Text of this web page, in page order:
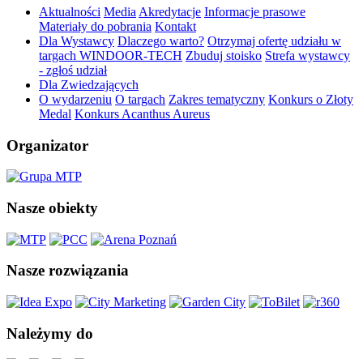
Aktualności Media Akredytacje Informacje prasowe
Materiały do pobrania Kontakt
Dla Wystawcy Dlaczego warto? Otrzymaj ofertę udziału w
targach WINDOOR-TECH Zbuduj stoisko Strefa wystawcy
- zgłoś udział
Dla Zwiedzających
O wydarzeniu O targach Zakres tematyczny Konkurs o Złoty
Medal Konkurs Acanthus Aureus
Organizator
Nasze obiekty
Nasze rozwiązania
Należymy do